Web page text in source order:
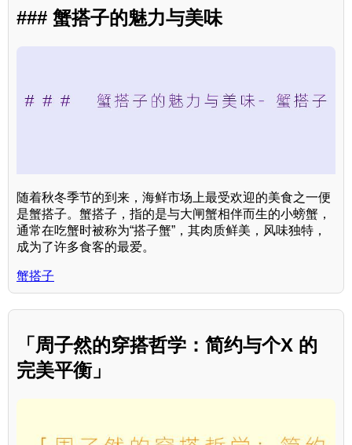
### 蟹搭子的魅力与美味
随着秋冬季节的到来，海鲜市场上最受欢迎的美食之一便
是蟹搭子。蟹搭子，指的是与大闸蟹相伴而生的小螃蟹，
通常在吃蟹时被称为“搭子蟹”，其肉质鲜美，风味独特，
成为了许多食客的最爱。
蟹搭子
「周子然的穿搭哲学：简约与个X 的
完美平衡」